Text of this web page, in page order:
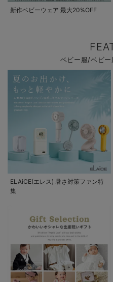
新作ベビーウェア 最大20%OFF
ベビー服/ベビ
ELAiCE(エレス) 暑さ対策ファン特
集